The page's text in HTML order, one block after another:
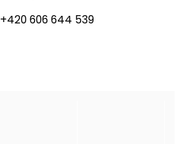
+420 606 644 539